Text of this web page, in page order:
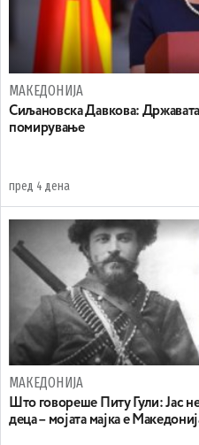
МАКЕДОНИЈА
Сиљановска Давкова:
помирување
пред 4 дена
МАКЕДОНИЈА
Што говореше Питу Гули: Јас
деца – мојата мајка е